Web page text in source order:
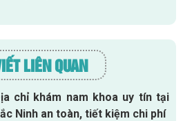
LIÊN QUAN
chỉ khám nam khoa uy tín tại
Ninh an toàn, tiết kiệm chi phí